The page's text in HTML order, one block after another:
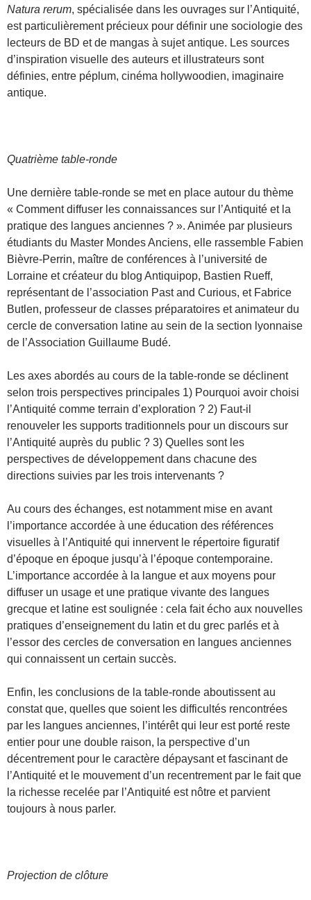
Natura rerum, spécialisée dans les ouvrages sur l’Antiquité,
est particulièrement précieux pour définir une sociologie des
lecteurs de BD et de mangas à sujet antique. Les sources
d’inspiration visuelle des auteurs et illustrateurs sont
définies, entre péplum, cinéma hollywoodien, imaginaire
antique.
Quatrième table-ronde
Une dernière table-ronde se met en place autour du thème
« Comment diffuser les connaissances sur l’Antiquité et la
pratique des langues anciennes ? ». Animée par plusieurs
étudiants du Master Mondes Anciens, elle rassemble Fabien
Bièvre-Perrin, maître de conférences à l’université de
Lorraine et créateur du blog Antiquipop, Bastien Rueff,
représentant de l’association Past and Curious, et Fabrice
Butlen, professeur de classes préparatoires et animateur du
cercle de conversation latine au sein de la section lyonnaise
de l’Association Guillaume Budé.
Les axes abordés au cours de la table-ronde se déclinent
selon trois perspectives principales 1) Pourquoi avoir choisi
l’Antiquité comme terrain d’exploration ? 2) Faut-il
renouveler les supports traditionnels pour un discours sur
l’Antiquité auprès du public ? 3) Quelles sont les
perspectives de développement dans chacune des
directions suivies par les trois intervenants ?
Au cours des échanges, est notamment mise en avant
l’importance accordée à une éducation des références
visuelles à l’Antiquité qui innervent le répertoire figuratif
d’époque en époque jusqu’à l’époque contemporaine.
L’importance accordée à la langue et aux moyens pour
diffuser un usage et une pratique vivante des langues
grecque et latine est soulignée : cela fait écho aux nouvelles
pratiques d’enseignement du latin et du grec parlés et à
l’essor des cercles de conversation en langues anciennes
qui connaissent un certain succès.
Enfin, les conclusions de la table-ronde aboutissent au
constat que, quelles que soient les difficultés rencontrées
par les langues anciennes, l’intérêt qui leur est porté reste
entier pour une double raison, la perspective d’un
décentrement pour le caractère dépaysant et fascinant de
l’Antiquité et le mouvement d’un recentrement par le fait que
la richesse recelée par l’Antiquité est nôtre et parvient
toujours à nous parler.
Projection de clôture